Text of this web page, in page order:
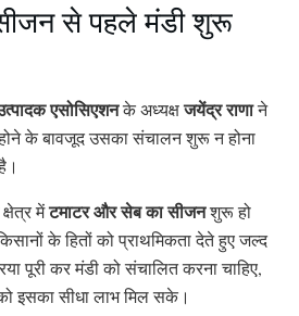
से पहले मंडी शुरू
एसोसिएशनके अध्यक्षजयेंद्र राणाने
होने के बावजूद उसका संचालन शुरू न होना
मेंटमाटर और सेब का सीजनशुरू हो
के हितों को प्राथमिकता देते हुए जल्द
पूरी कर मंडी को संचालित करना चाहिए,
इसका सीधा लाभ मिल सके।